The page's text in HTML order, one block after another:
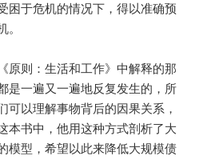
困于危机的情况下，得以准确预
。
原则：生活和工作》中解释的那
是一遍又一遍地反复发生的，所
可以理解事物背后的因果关系，
本书中，他用这种方式剖析了大
模型，希望以此来降低大规模债